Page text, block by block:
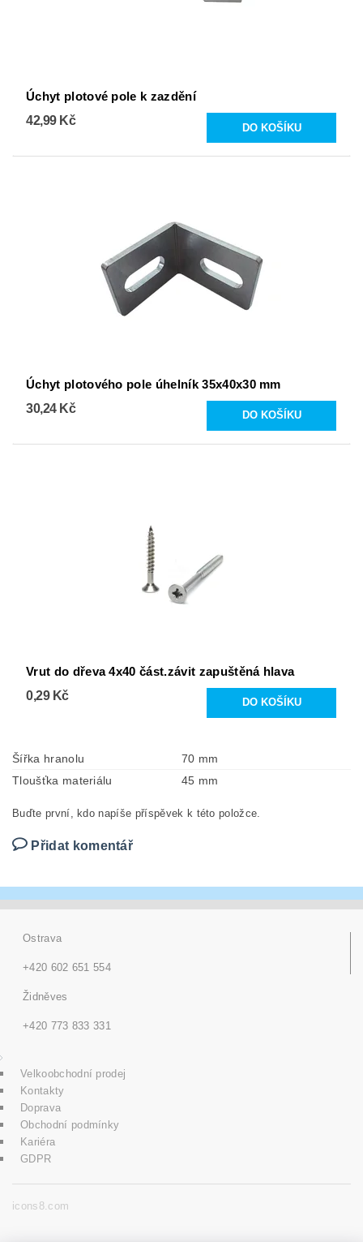
Úchyt plotové pole k zazdění
42,99 Kč
Úchyt plotového pole úhelník 35x40x30 mm
30,24 Kč
Vrut do dřeva 4x40 část.závit zapuštěná hlava
0,29 Kč
Šířka hranolu
70 mm
Tloušťka materiálu
45 mm
Buďte první, kdo napíše příspěvek k této položce.
Přidat komentář
Ostrava
+420 602 651 554
Židněves
+420 773 833 331
Velkoobchodní prodej
Kontakty
Doprava
Obchodní podmínky
Kariéra
GDPR
icons8.com